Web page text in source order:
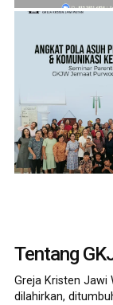
Tentang
Greja Kristen Jawi
dilahirkan,